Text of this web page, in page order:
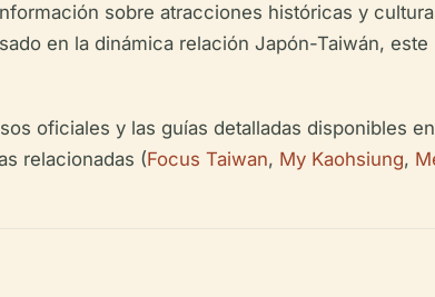
sobre atracciones históricas y
en la dinámica relación Japón-Taiwán,
oficiales y las guías detalladas disponibles
relacionadas (Focus Taiwan, My Kaohsiung,